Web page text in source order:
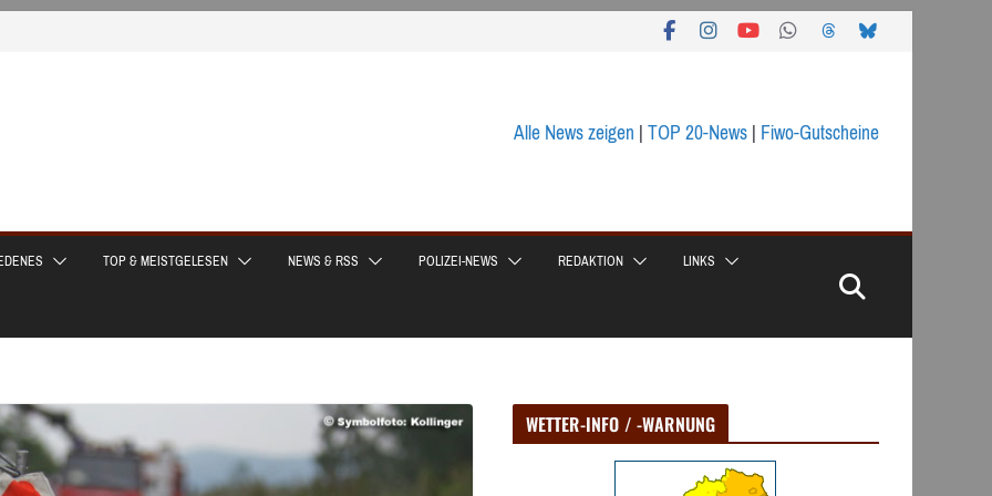
Alle News zeigen|TOP 20-News|Fiwo-Gutscheine
TOP & MEISTGELESEN NEWS & RSS POLIZEI-NEWS REDAKTION LINKS
WETTER-INFO / -WARNUNG